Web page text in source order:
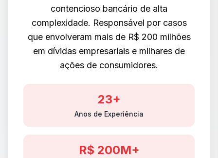
contencioso bancário de alta
complexidade. Responsável por casos
que envolveram mais de R$ 200 milhões
em dívidas empresariais e milhares de
ações de consumidores.
23+
Anos de Experiência
R$ 200M+